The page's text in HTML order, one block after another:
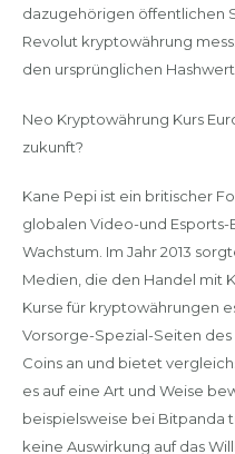
dazugehörigen öffentlichen
Revolut kryptowährung
den ursprünglichen
Neo Kryptowährung Kurs
zukunft?
Kane Pepi ist ein britischer
globalen Video-und
Wachstum. Im Jahr 2013
Medien, die den Handel mit
Kurse für kryptowährungen
Vorsorge-Spezial-Seiten
Coins an und bietet
es auf eine Art und Weise
beispielsweise bei Bitpanda
keine Auswirkung auf das